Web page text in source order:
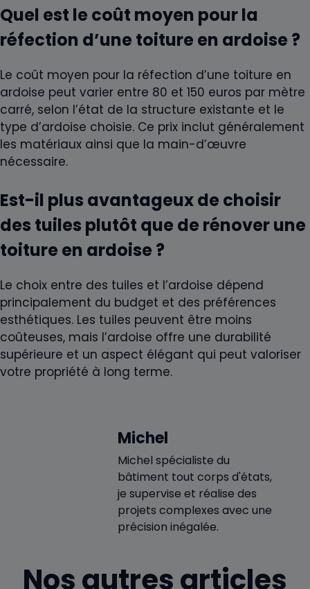
Quel est le coût moyen pour la
réfection d’une toiture en ardoise ?
Le coût moyen pour la réfection d’une toiture en
ardoise peut varier entre 80 et 150 euros par mètre
carré, selon l’état de la structure existante et le
type d’ardoise choisie. Ce prix inclut généralement
les matériaux ainsi que la main-d’œuvre
nécessaire.
Est-il plus avantageux de choisir
des tuiles plutôt que de rénover une
toiture en ardoise ?
Le choix entre des tuiles et l’ardoise dépend
principalement du budget et des préférences
esthétiques. Les tuiles peuvent être moins
coûteuses, mais l’ardoise offre une durabilité
supérieure et un aspect élégant qui peut valoriser
votre propriété à long terme.
Michel
Michel spécialiste du
bâtiment tout corps d'états,
je supervise et réalise des
projets complexes avec une
précision inégalée.
Nos autres articles